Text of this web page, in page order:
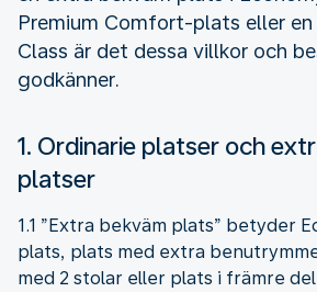
Premium Comfort-plats eller en
Class är det dessa villkor och
godkänner.
1. Ordinarie platser och
platser
1.1 ”Extra bekväm plats” betyder
plats, plats med extra
med 2 stolar eller plats i främre